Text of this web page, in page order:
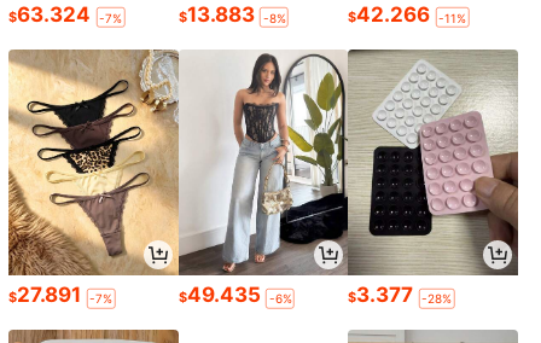
$63.324 -7% $13.883 -8% $42.266 -11%
$27.891 -7% $49.435 -6% $3.377 -28%